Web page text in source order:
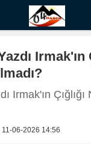
Irmak'ın
Irmak'ın Çığlığı
11-06-2026 14:56